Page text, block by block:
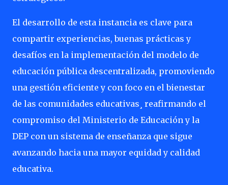
El desarrollo de esta instancia es clave para
compartir experiencias, buenas prácticas y
desafíos en la implementación del modelo de
educación pública descentralizada, promoviendo
una gestión eficiente y con foco en el bienestar
de las comunidades educativas¸ reafirmando el
compromiso del Ministerio de Educación y la
DEP con un sistema de enseñanza que sigue
avanzando hacia una mayor equidad y calidad
educativa.